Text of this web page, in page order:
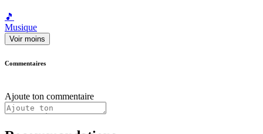
🎵
Musique
Voir moins
Commentaires
Ajoute ton commentaire